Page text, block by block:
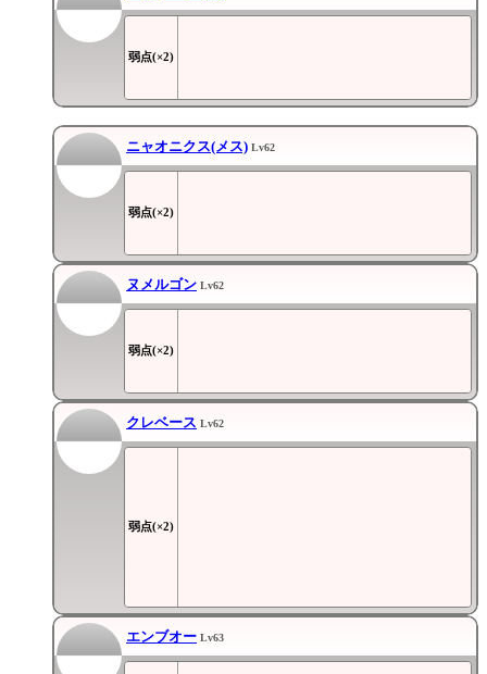
弱点(×2)
ニャオニクス(メス) Lv62
弱点(×2)
ヌメルゴン Lv62
弱点(×2)
クレベース Lv62
弱点(×2)
エンブオー Lv63